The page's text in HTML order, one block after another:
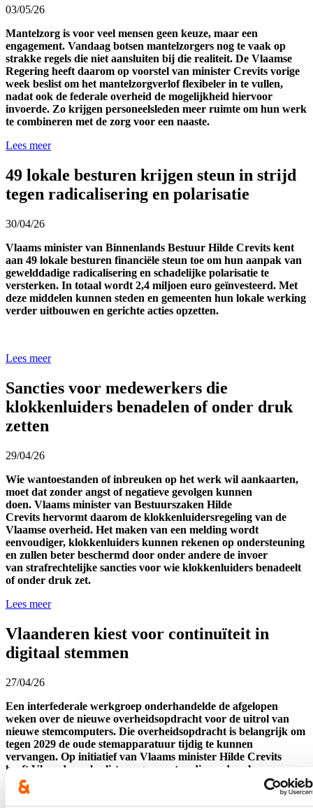
03/05/26
Mantelzorg is voor veel mensen geen keuze, maar een
engagement. Vandaag botsen mantelzorgers nog te vaak op
strakke regels die niet aansluiten bij die realiteit. De Vlaamse
Regering heeft daarom op voorstel van minister Crevits vorige
week beslist om het mantelzorgverlof flexibeler in te vullen,
nadat ook de federale overheid de mogelijkheid hiervoor
invoerde. Zo krijgen personeelsleden meer ruimte om hun werk
te combineren met de zorg voor een naaste.
Lees meer
49 lokale besturen krijgen steun in strijd
tegen radicalisering en polarisatie
30/04/26
Vlaams minister van Binnenlands Bestuur Hilde Crevits kent
aan 49 lokale besturen financiële steun toe om hun aanpak van
gewelddadige radicalisering en schadelijke polarisatie te
versterken. In totaal wordt 2,4 miljoen euro geïnvesteerd. Met
deze middelen kunnen steden en gemeenten hun lokale werking
verder uitbouwen en gerichte acties opzetten.
Lees meer
Sancties voor medewerkers die
klokkenluiders benadelen of onder druk
zetten
29/04/26
Wie wantoestanden of inbreuken op het werk wil aankaarten,
moet dat zonder angst of negatieve gevolgen kunnen
doen. Vlaams minister van Bestuurszaken Hilde
Crevits hervormt daarom de klokkenluidersregeling van de
Vlaamse overheid. Het maken van een melding wordt
eenvoudiger, klokkenluiders kunnen rekenen op ondersteuning
en zullen beter beschermd door onder andere de invoer
van strafrechtelijke sancties voor wie klokkenluiders benadeelt
of onder druk zet.
Lees meer
Vlaanderen kiest voor continuïteit in
digitaal stemmen
27/04/26
Een interfederale werkgroep onderhandelde de afgelopen
weken over de nieuwe overheidsopdracht voor de uitrol van
nieuwe stemcomputers. Die overheidsopdracht is belangrijk om
tegen 2029 de oude stemapparatuur tijdig te kunnen
vervangen. Op initiatief van Vlaams minister Hilde Crevits
heeft Vlaanderen beslist om gemeenten die
eerder al
elektronisch stemden
dat opnieuw
te doen.